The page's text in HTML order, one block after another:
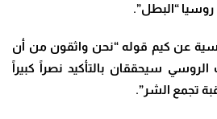
“البطل”.
عن كيم قوله “نحن واثقون من أن
سيحققان بالتأكيد نصراً كبيراً
تجمع الشر”.